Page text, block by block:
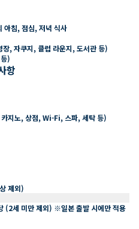
아침, 점심, 저녁 식사
, 자쿠지, 클럽 라운지, 도서관 등)
)
항
지노, 상점, Wi-Fi, 스파, 세탁 등)
제외)
(2세 미만 제외) ※일본 출발 시에만 적용